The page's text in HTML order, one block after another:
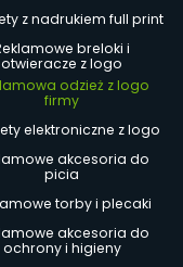
z nadrukiem full print
breloki i
otwieracze z logo
odzież z logo
firmy
elektroniczne z logo
akcesoria do
picia
torby i plecaki
akcesoria do
ochrony i higieny